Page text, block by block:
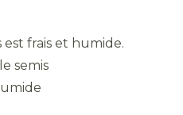
frais et humide.
semis